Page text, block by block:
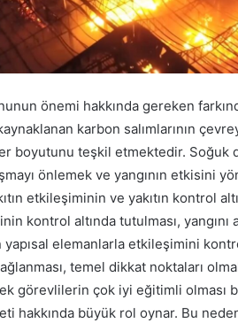
önemi hakkında gereken
karbon salımlarının
boyutunu teşkil etmektedir. Soğuk
önlemek ve yangının etkisini
etkileşiminin ve yakıtın kontrol
kontrol altında tutulması,
yapısal elemanlarla etkileşimini
temel dikkat noktaları
görevlilerin çok iyi eğitimli olması
hakkında büyük rol oynar. Bu